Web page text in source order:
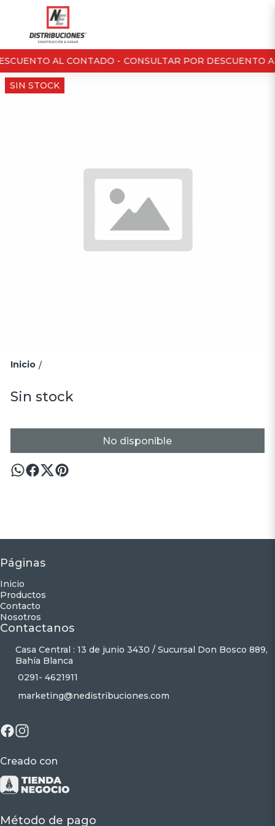
AL CONTADO - CONSULTAR POR DESCUENTO
SIN STOCK
Inicio /
Sin stock
No disponible
Páginas
Inicio
Productos
Contacto
Nosotros
Contactanos
Casa Central : 13 de junio 3430 / Sucursal Don Bosco 889,
Bahía Blanca
0291- 4621911
marketing@nedistribuciones.com
Creado con
Método de pago